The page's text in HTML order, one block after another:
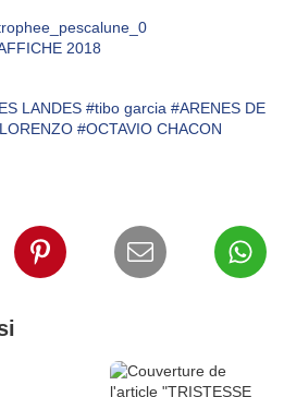
LANDES #tibo garcia #ARENES DE
#OCTAVIO CHACON